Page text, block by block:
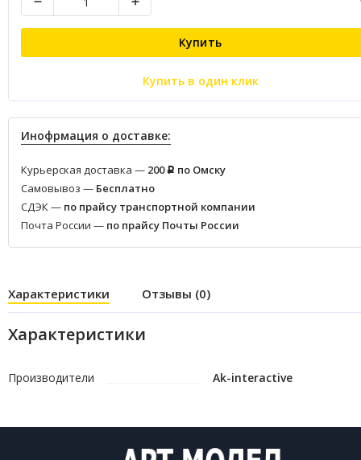
Купить
Купить в один клик
Инофрмация о доставке:
Курьерская доставка — 200 Р по Омску
Самовывоз — Бесплатно
СДЭК — по прайсу транспортной компании
Почта России — по прайсу Почты России
Характеристики Отзывы (0)
Характеристики
Производители Ak-interactive